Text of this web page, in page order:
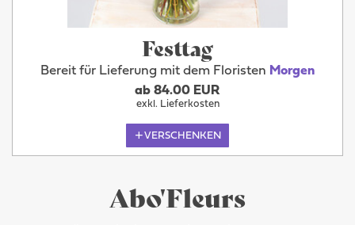
Festtag
Bereit für Lieferung mit dem Floristen Morgen
ab 84.00 EUR
exkl. Lieferkosten
VERSCHENKEN
Abo'Fleurs